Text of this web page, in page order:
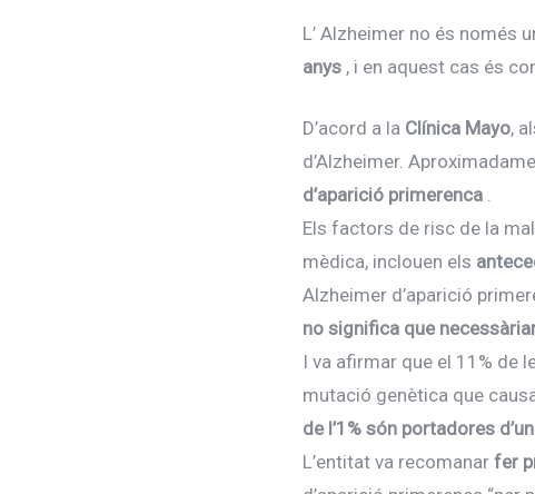
L’ Alzheimer no és només
anys , i en aquest cas és
D’acord a la Clínica Mayo,
d’Alzheimer.
d’aparició primerenca
Els factors de risc de la
mèdica, inclouen els
Alzheimer d’aparició
no significa que
I va afirmar que el 11% de
mutació genètica que
de l’1% són portadores
L’entitat va recomanar fer